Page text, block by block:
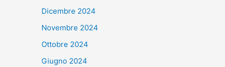
Dicembre 2024
Novembre 2024
Ottobre 2024
Giugno 2024